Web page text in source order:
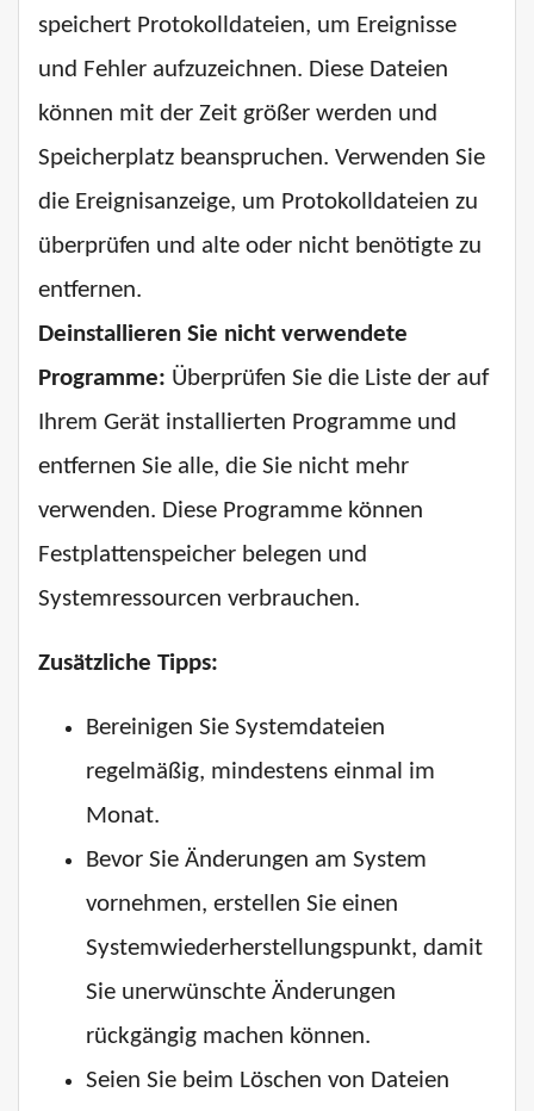
speichert Protokolldateien, um Ereignisse
und Fehler aufzuzeichnen. Diese Dateien
können mit der Zeit größer werden und
Speicherplatz beanspruchen. Verwenden Sie
die Ereignisanzeige, um Protokolldateien zu
überprüfen und alte oder nicht benötigte zu
entfernen.
Deinstallieren Sie nicht verwendete
Programme: Überprüfen Sie die Liste der auf
Ihrem Gerät installierten Programme und
entfernen Sie alle, die Sie nicht mehr
verwenden. Diese Programme können
Festplattenspeicher belegen und
Systemressourcen verbrauchen.
Zusätzliche Tipps:
Bereinigen Sie Systemdateien
regelmäßig, mindestens einmal im
Monat.
Bevor Sie Änderungen am System
vornehmen, erstellen Sie einen
Systemwiederherstellungspunkt, damit
Sie unerwünschte Änderungen
rückgängig machen können.
Seien Sie beim Löschen von Dateien